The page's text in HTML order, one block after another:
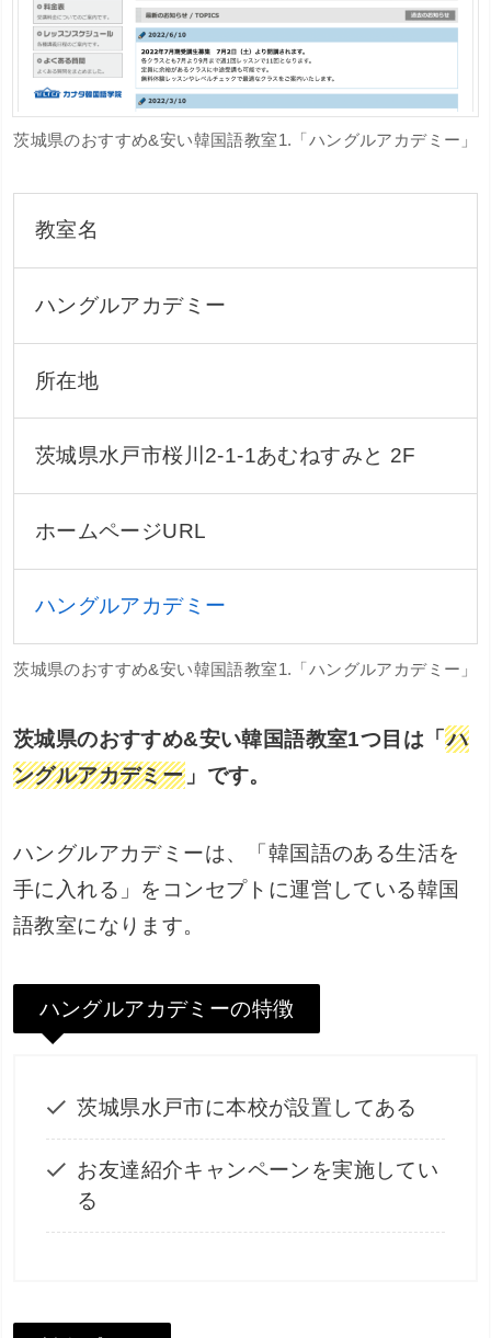
茨城県のおすすめ&安い韓国語教室1.「ハングルアカデミー」
教室名
ハングルアカデミー
所在地
茨城県水戸市桜川2-1-1あむねすみと 2F
ホームページURL
ハングルアカデミー
茨城県のおすすめ&安い韓国語教室1.「ハングルアカデミー」
茨城県のおすすめ&安い韓国語教室1つ目は「ハ
ングルアカデミー 」です。
ハングルアカデミーは、「韓国語のある生活を
手に入れる」をコンセプトに運営している韓国
語教室になります。
ハングルアカデミーの特徴
茨城県水戸市に本校が設置してある
お友達紹介キャンペーンを実施してい
る